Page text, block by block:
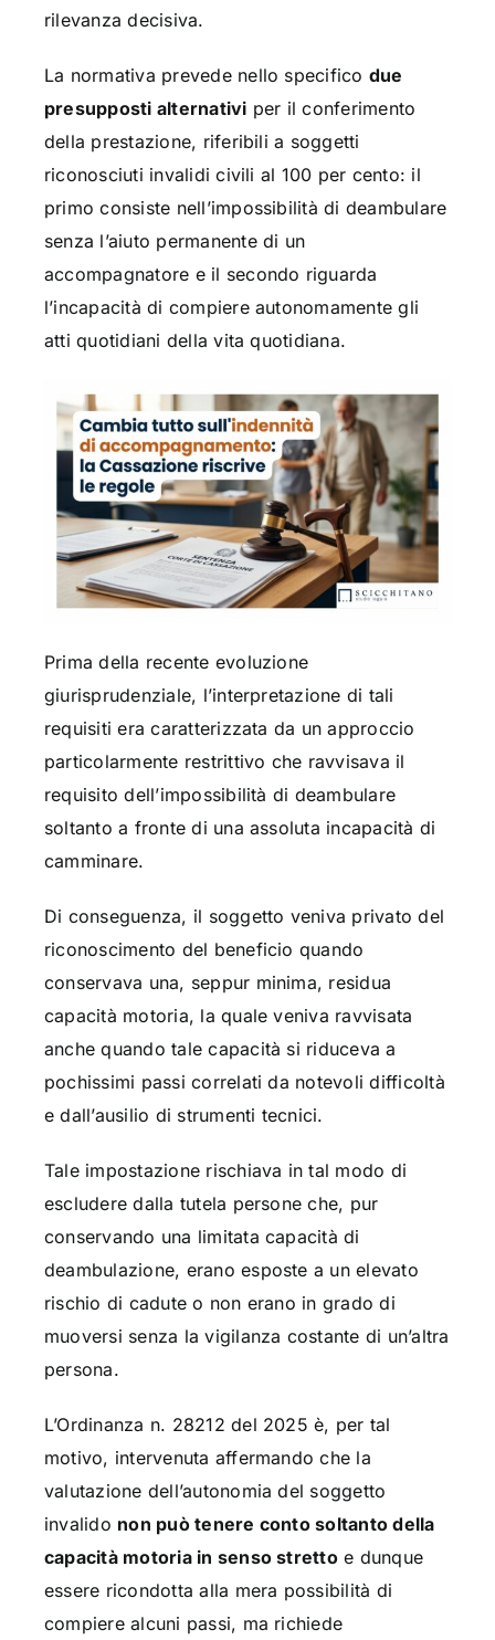
rilevanza decisiva.
La normativa prevede nello specifico due
presupposti alternativi per il conferimento
della prestazione, riferibili a soggetti
riconosciuti invalidi civili al 100 per cento: il
primo consiste nell’impossibilità di deambulare
senza l’aiuto permanente di un
accompagnatore e il secondo riguarda
l’incapacità di compiere autonomamente gli
atti quotidiani della vita quotidiana.
Prima della recente evoluzione
giurisprudenziale, l’interpretazione di tali
requisiti era caratterizzata da un approccio
particolarmente restrittivo che ravvisava il
requisito dell’impossibilità di deambulare
soltanto a fronte di una assoluta incapacità di
camminare.
Di conseguenza, il soggetto veniva privato del
riconoscimento del beneficio quando
conservava una, seppur minima, residua
capacità motoria, la quale veniva ravvisata
anche quando tale capacità si riduceva a
pochissimi passi correlati da notevoli difficoltà
e dall’ausilio di strumenti tecnici.
Tale impostazione rischiava in tal modo di
escludere dalla tutela persone che, pur
conservando una limitata capacità di
deambulazione, erano esposte a un elevato
rischio di cadute o non erano in grado di
muoversi senza la vigilanza costante di un’altra
persona.
L’Ordinanza n. 28212 del 2025 è, per tal
motivo, intervenuta affermando che la
valutazione dell’autonomia del soggetto
invalido non può tenere conto soltanto della
capacità motoria in senso strettoe dunque
essere ricondotta alla mera possibilità di
compiere alcuni passi, ma richiede